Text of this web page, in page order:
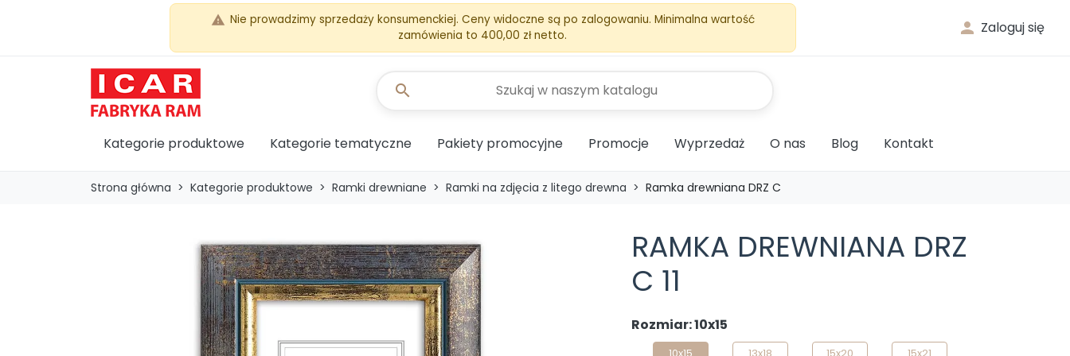
 Zaloguj się
warning Nie prowadzimy sprzedaży konsumenckiej. Ceny widoczne są po zalogowaniu. Minimalna wartość
zamówienia to 400,00 zł netto.
Kategorie produktowe Kategorie tematyczne Pakiety promocyjne Promocje Wyprzedaż O nas Blog Kontakt
search
Strona główna Kategorie produktowe Ramki drewniane Ramki na zdjęcia z litego drewna Ramka drewniana DRZ C
RAMKA DREWNIANA DRZ
C 11
Rozmiar: 10x15